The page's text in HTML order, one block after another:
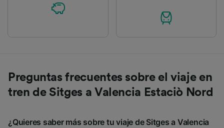
Preguntas frecuentes sobre el viaje en
tren de Sitges a Valencia Estaciò Nord
¿Quieres saber más sobre tu viaje de Sitges a Valencia